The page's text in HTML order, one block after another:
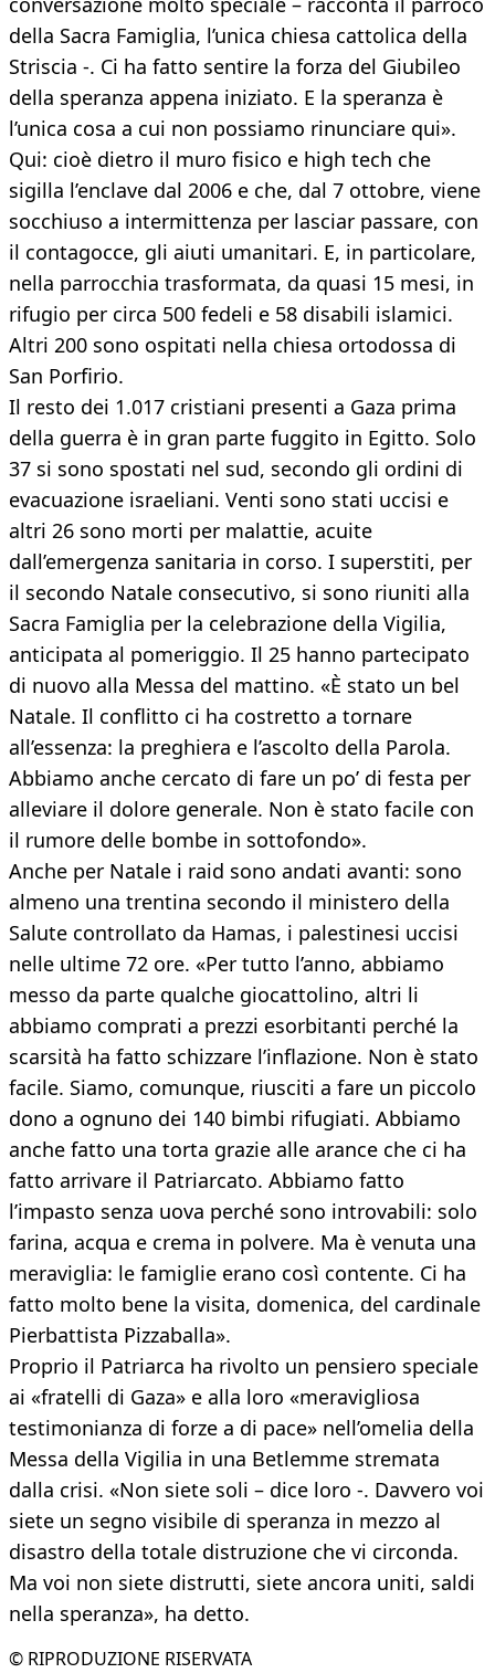
della Sacra Famiglia, l’unica chiesa cattolica della
Striscia -. Ci ha fatto sentire la forza del Giubileo
della speranza appena iniziato. E la speranza è
l’unica cosa a cui non possiamo rinunciare qui».
Qui: cioè dietro il muro fisico e high tech che
sigilla l’enclave dal 2006 e che, dal 7 ottobre, viene
socchiuso a intermittenza per lasciar passare, con
il contagocce, gli aiuti umanitari. E, in particolare,
nella parrocchia trasformata, da quasi 15 mesi, in
rifugio per circa 500 fedeli e 58 disabili islamici.
Altri 200 sono ospitati nella chiesa ortodossa di
San Porfirio.
Il resto dei 1.017 cristiani presenti a Gaza prima
della guerra è in gran parte fuggito in Egitto. Solo
37 si sono spostati nel sud, secondo gli ordini di
evacuazione israeliani. Venti sono stati uccisi e
altri 26 sono morti per malattie, acuite
dall’emergenza sanitaria in corso. I superstiti, per
il secondo Natale consecutivo, si sono riuniti alla
Sacra Famiglia per la celebrazione della Vigilia,
anticipata al pomeriggio. Il 25 hanno partecipato
di nuovo alla Messa del mattino. «È stato un bel
Natale. Il conflitto ci ha costretto a tornare
all’essenza: la preghiera e l’ascolto della Parola.
Abbiamo anche cercato di fare un po’ di festa per
alleviare il dolore generale. Non è stato facile con
il rumore delle bombe in sottofondo».
Anche per Natale i raid sono andati avanti: sono
almeno una trentina secondo il ministero della
Salute controllato da Hamas, i palestinesi uccisi
nelle ultime 72 ore. «Per tutto l’anno, abbiamo
messo da parte qualche giocattolino, altri li
abbiamo comprati a prezzi esorbitanti perché la
scarsità ha fatto schizzare l’inflazione. Non è stato
facile. Siamo, comunque, riusciti a fare un piccolo
dono a ognuno dei 140 bimbi rifugiati. Abbiamo
anche fatto una torta grazie alle arance che ci ha
fatto arrivare il Patriarcato. Abbiamo fatto
l’impasto senza uova perché sono introvabili: solo
farina, acqua e crema in polvere. Ma è venuta una
meraviglia: le famiglie erano così contente. Ci ha
fatto molto bene la visita, domenica, del cardinale
Pierbattista Pizzaballa».
Proprio il Patriarca ha rivolto un pensiero speciale
ai «fratelli di Gaza» e alla loro «meravigliosa
testimonianza di forze a di pace» nell’omelia della
Messa della Vigilia in una Betlemme stremata
dalla crisi. «Non siete soli – dice loro -. Davvero voi
siete un segno visibile di speranza in mezzo al
disastro della totale distruzione che vi circonda.
Ma voi non siete distrutti, siete ancora uniti, saldi
nella speranza», ha detto.
© RIPRODUZIONE RISERVATA